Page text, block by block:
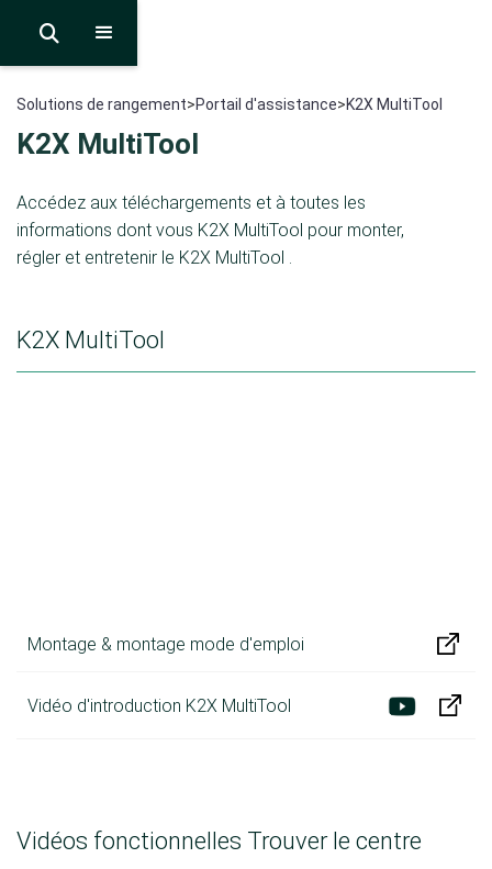

Solutions de rangement>Portail d'assistance>K2X MultiTool
K2X MultiTool
Accédez aux téléchargements et à toutes les
informations dont vous K2X MultiTool pour monter,
régler et entretenir le K2X MultiTool .
K2X MultiTool
Montage & montage mode d'emploi
Vidéo d'introduction K2X MultiTool
Vidéos fonctionnelles Trouver le centre